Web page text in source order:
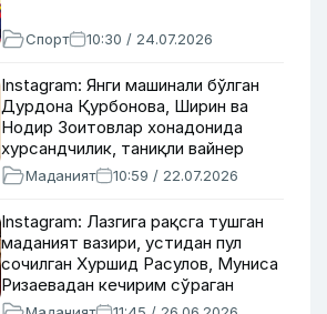
Спорт 10:30 / 24.07.2026
Instagram: Янги машинали бўлган
Дурдона Қурбонова, Ширин ва
Нодир Зоитовлар хонадонида
хурсандчилик, таниқли вайнер
Marry me маросимини ўтказди
Маданият 10:59 / 22.07.2026
Instagram: Лазгига рақсга тушган
маданият вазири, устидан пул
сочилган Хуршид Расулов, Муниса
Ризаевадан кечирим сўраган
Иззат Шукуров